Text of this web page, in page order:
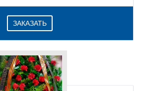
ЗАКАЗАТЬ